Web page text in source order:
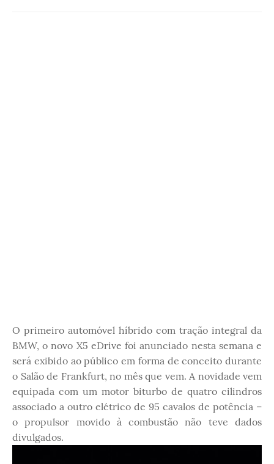
O primeiro automóvel híbrido com tração integral da
BMW, o novo X5 eDrive foi anunciado nesta semana e
será exibido ao público em forma de conceito durante
o Salão de Frankfurt, no mês que vem. A novidade vem
equipada com um motor biturbo de quatro cilindros
associado a outro elétrico de 95 cavalos de potência –
o propulsor movido à combustão não teve dados
divulgados.